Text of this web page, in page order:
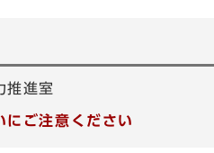
推進室
にご注意ください